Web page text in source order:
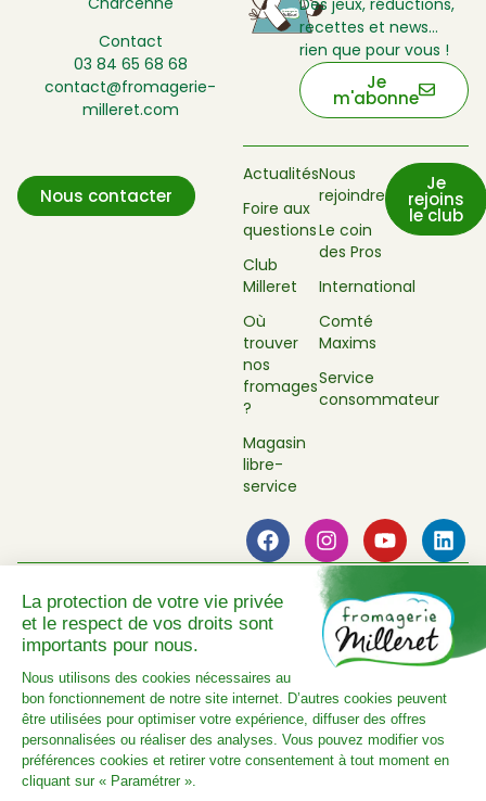
Contact
03 84 65 68 68
contact@fromagerie-
milleret.com
Nous contacter
recettes et news…
rien que pour vous !
Je
m'abonne
Actualités
Foire aux
questions
Club
Milleret
Où
trouver
nos
fromages
?
Magasin
libre-
service
Nous
rejoindre
Le coin
des Pros
International
Comté
Maxims
Service
consommateur
Je
rejoins
le club
Politique de confidentialité
Plan du site
Réalisé par Novius